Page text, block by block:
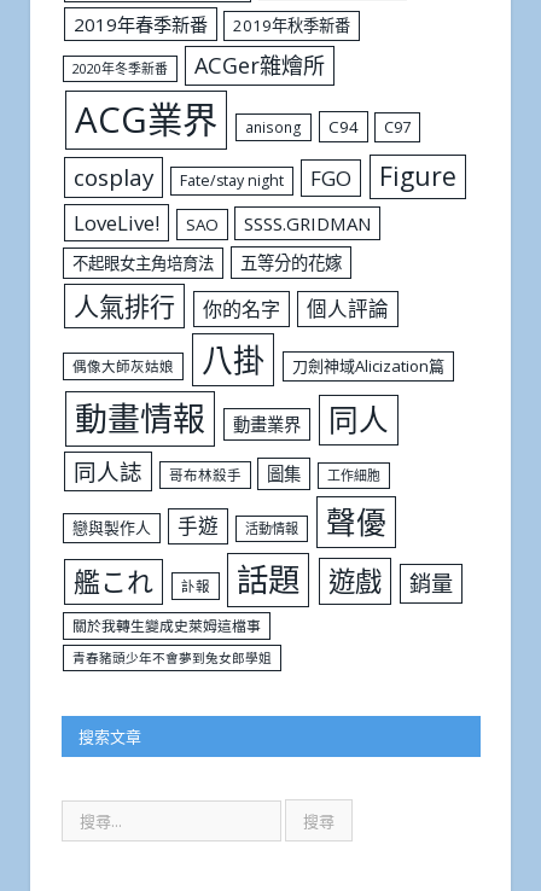
2019年春季新番
2019年秋季新番
2020年冬季新番 ACGer雜燴所
ACG業界 anisong C94 C97
cosplay Fate/stay night FGO Figure
LoveLive! SAO SSSS.GRIDMAN
不起眼女主角培育法 五等分的花嫁
人氣排行 你的名字 個人評論
偶像大師灰姑娘 八掛 刀劍神域Alicization篇
動畫情報 動畫業界 同人
同人誌 哥布林殺手 圖集 工作細胞
戀與製作人 手遊 活動情報 聲優
艦これ 訃報 話題 遊戲 銷量
關於我轉生變成史萊姆這檔事
青春豬頭少年不會夢到兔女郎學姐
搜索文章